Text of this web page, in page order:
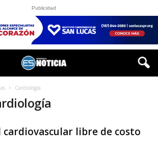
Publicidad
Cardiología
cardiovascular libre de costo